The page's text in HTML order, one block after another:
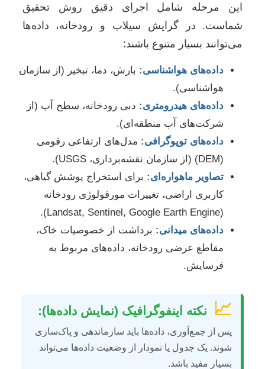
این مرحله شامل اجرای دقیق روش تحقیق
شماست. در گرایش سیلاب و رودخانه، داده‌ها
می‌توانند بسیار متنوع باشند:
داده‌های هواشناسی: بارش، دما، تبخیر (از سازمان
هواشناسی).
داده‌های هیدرومتری: دبی رودخانه، سطح آب (از
شرکت‌های آب منطقه‌ای).
داده‌های توپوگرافی: مدل‌های ارتفاعی رقومی
(DEM) (از سازمان نقشه‌برداری، USGS).
تصاویر ماهواره‌ای: برای استخراج پوشش گیاهی،
کاربری اراضی، تغییرات مورفولوژی رودخانه
(Landsat, Sentinel, Google Earth Engine).
داده‌های میدانی: برداشت از خصوصیات خاک،
مقاطع عرضی رودخانه، داده‌های مربوط به
فرسایش.
📈 نکته اینفوگرافیک (نمایش داده‌ها):
پس از جمع‌آوری، داده‌ها باید سازماندهی و پاک‌سازی
شوند. یک جدول یا نمودار از وضعیت داده‌ها می‌تواند
بسیار مفید باشد.